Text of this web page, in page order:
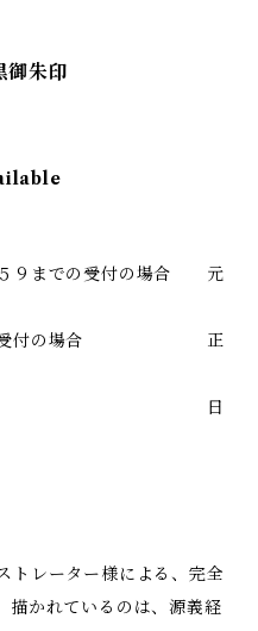
朱印
５９までの受付の場合 元
９まで受付の場合 正
降 日
トレーター様による、完全
描かれているのは、源義経